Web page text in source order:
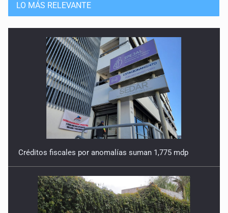
LO MÁS RELEVANTE
Créditos fiscales por anomalías suman 1,775 mdp